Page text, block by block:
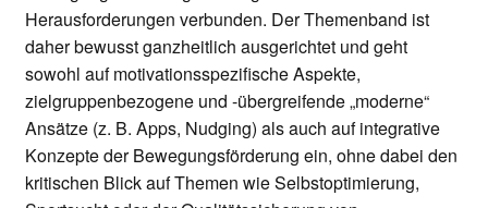
Herausforderungen verbunden. Der Themenband ist
daher bewusst ganzheitlich ausgerichtet und geht
sowohl auf motivationsspezifische Aspekte,
zielgruppenbezogene und -übergreifende „moderne“
Ansätze (z. B. Apps, Nudging) als auch auf integrative
Konzepte der Bewegungsförderung ein, ohne dabei den
kritischen Blick auf Themen wie Selbstoptimierung,